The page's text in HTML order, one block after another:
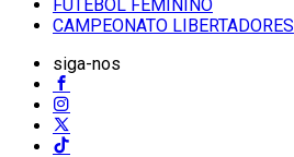
FUTEBOL FEMININO
CAMPEONATO LIBERTADORES
siga-nos